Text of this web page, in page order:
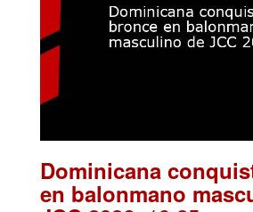
Dominicana
en balonmano